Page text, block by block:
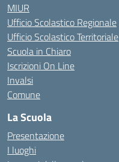
MIUR
Ufficio Scolastico Regionale
Ufficio Scolastico Territoriale
Scuola in Chiaro
Iscrizioni On Line
Invalsi
Comune
La Scuola
Presentazione
I luoghi